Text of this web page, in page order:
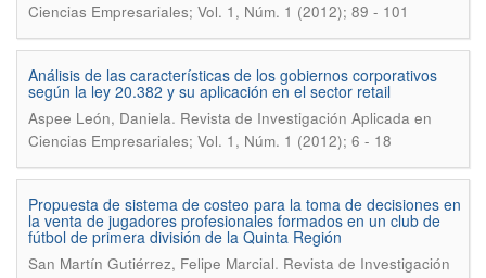
Ciencias Empresariales; Vol. 1, Núm. 1 (2012); 89 - 101
Análisis de las características de los gobiernos corporativos
según la ley 20.382 y su aplicación en el sector retail
Aspee León, Daniela. Revista de Investigación Aplicada en
Ciencias Empresariales; Vol. 1, Núm. 1 (2012); 6 - 18
Propuesta de sistema de costeo para la toma de decisiones en
la venta de jugadores profesionales formados en un club de
fútbol de primera división de la Quinta Región
San Martín Gutiérrez, Felipe Marcial. Revista de Investigación